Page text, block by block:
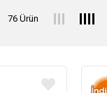
76 Ürün